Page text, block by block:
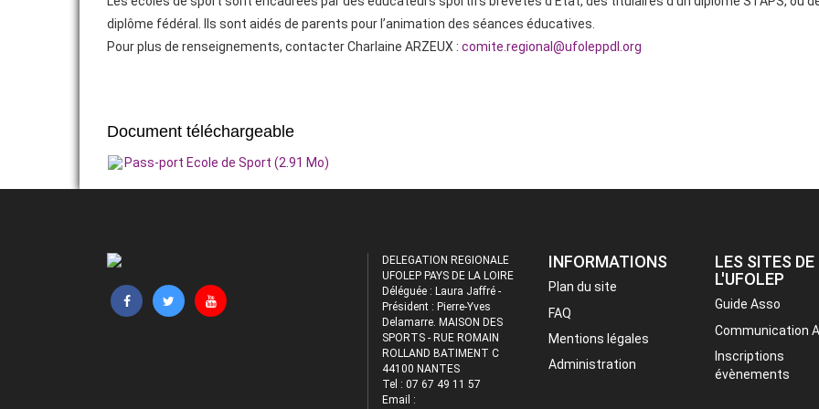
diplôme fédéral. Ils sont aidés de parents pour l’animation des séances éducatives.
Pour plus de renseignements, contacter Charlaine ARZEUX : comite.regional@ufoleppdl.org
Document téléchargeable
Pass-port Ecole de Sport (2.91 Mo)
DELEGATION REGIONALE
UFOLEP PAYS DE LA LOIRE
Déléguée : Laura Jaffré -
Président : Pierre-Yves
Delamarre. MAISON DES
SPORTS - RUE ROMAIN
ROLLAND BATIMENT C
44100 NANTES
Tel : 07 67 49 11 57
Email :
INFORMATIONS
Plan du site
FAQ
Mentions légales
Administration
LES SITES DE
L'UFOLEP
Guide Asso
Communication
Inscriptions
évènements